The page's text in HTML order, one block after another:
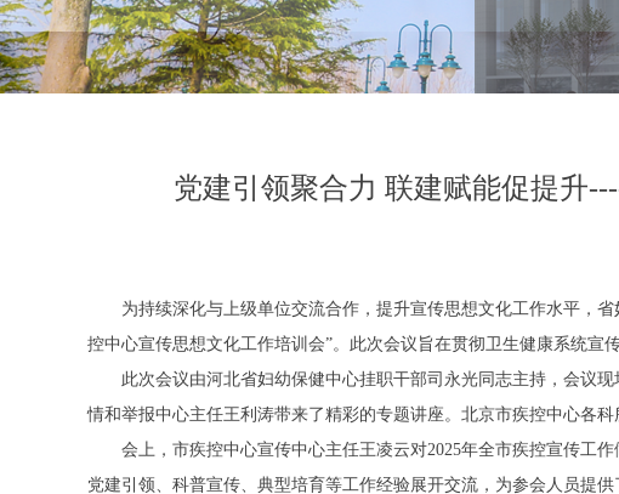
党建引领聚合力 联建赋能促提升
为持续深化与上级单位交流合作，提升宣传思想文化工作水平，
控中心宣传思想文化工作培训会”。此次会议旨在贯彻卫生健康系统宣
此次会议由河北省妇幼保健中心挂职干部司永光同志主持，会议
情和举报中心主任王利涛带来了精彩的专题讲座。北京市疾控中心各
会上，市疾控中心宣传中心主任王凌云对2025年全市疾控宣传工
党建引领、科普宣传、典型培育等工作经验展开交流，为参会人员提